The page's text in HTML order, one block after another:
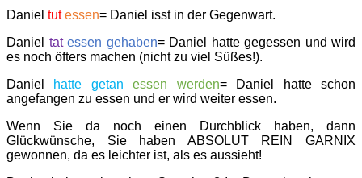
Daniel tut essen= Daniel isst in der Gegenwart.
Daniel tat essen gehaben= Daniel hatte gegessen und wird
es noch öfters machen (nicht zu viel Süßes!).
Daniel hatte getanessen werden= Daniel hatte schon
angefangen zu essen und er wird weiter essen.
Wenn Sie da noch einen Durchblick haben, dann
Glückwünsche, Sie haben ABSOLUT REIN GARNIX
gewonnen, da es leichter ist, als es aussieht!